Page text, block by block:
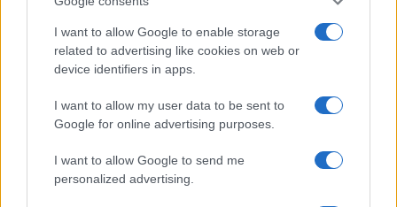
I want to allow Google to enable storage
related to advertising like cookies on web or
device identifiers in apps.
I want to allow my user data to be sent to
Google for online advertising purposes.
I want to allow Google to send me
personalized advertising.